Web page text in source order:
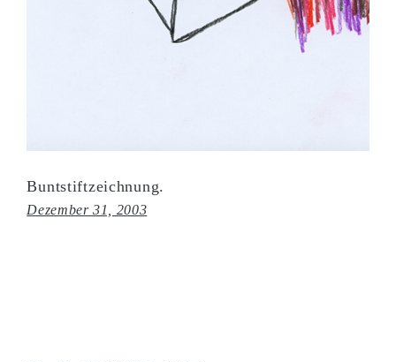
Buntstiftzeichnung.
Dezember 31, 2003